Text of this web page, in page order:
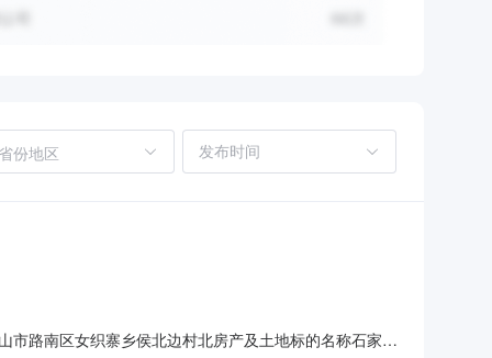
份地区
路南区女织寨乡侯北边村北房产及土地标的名称石家庄